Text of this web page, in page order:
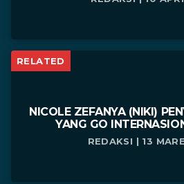
RELATED
NICOLE ZEFANYA (NIKI)
YANG GO
REDAKSI | 13